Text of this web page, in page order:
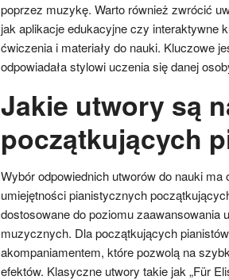
poprzez muzykę. Warto również zwrócić
jak aplikacje edukacyjne czy interaktywne
ćwiczenia i materiały do nauki. Kluczowe
odpowiadała stylowi uczenia się danej
Jakie utwory są
początkujących
Wybór odpowiednich utworów do nauki
umiejętności pianistycznych
dostosowane do poziomu zaawansowania
muzycznych. Dla początkujących
akompaniamentem, które pozwolą na
efektów. Klasyczne utwory takie jak „Für